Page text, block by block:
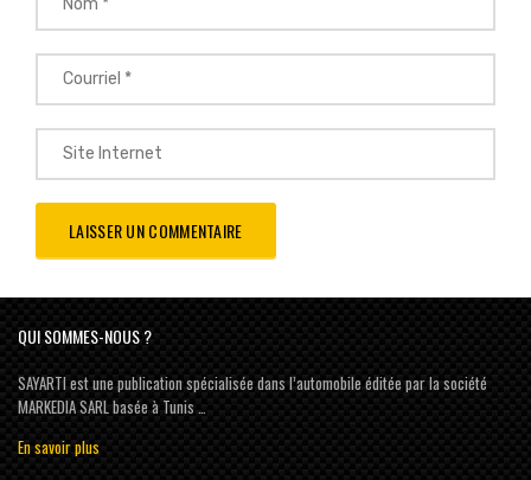
QUI SOMMES-NOUS ?
SAYARTI est une publication spécialisée dans l’automobile éditée par la société
MARKEDIA SARL basée à Tunis …
En savoir plus